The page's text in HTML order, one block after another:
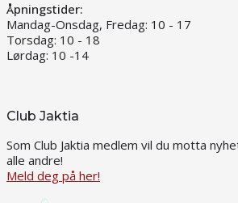
Åpningstider:
Mandag-Onsdag, Fredag: 10 - 17
Torsdag: 10 - 18
Lørdag: 10 -14
Club Jaktia
Som Club Jaktia medlem vil du motta
alle andre!
Meld deg på her!